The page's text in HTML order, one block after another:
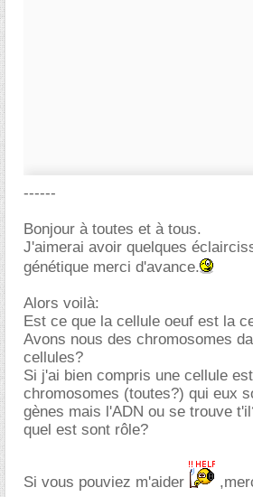
------
Bonjour à toutes et à tous.
J'aimerai avoir quelques
génétique merci d'avance.
Alors voilà:
Est ce que la cellule oeuf est la
Avons nous des chromosomes
cellules?
Si j'ai bien compris une cellule
chromosomes (toutes?) qui eux
gènes mais l'ADN ou se trouve
quel est sont rôle?
Si vous pouviez m'aider